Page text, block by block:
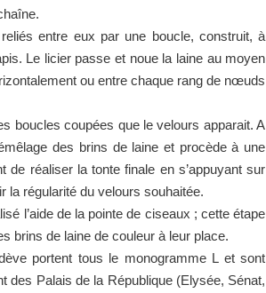
entre eux par une boucle, construit, à
Le licier passe et noue la laine au moyen
ou entre chaque rang de nœuds
boucles coupées que le velours apparait. A
des brins de laine et procède à une
de réaliser la tonte finale en s’appuyant sur
la régularité du velours souhaitée.
l’aide de la pointe de ciseaux ; cette étape
brins de laine de couleur à leur place.
portent tous le monogramme L et sont
des Palais de la République (Elysée, Sénat,